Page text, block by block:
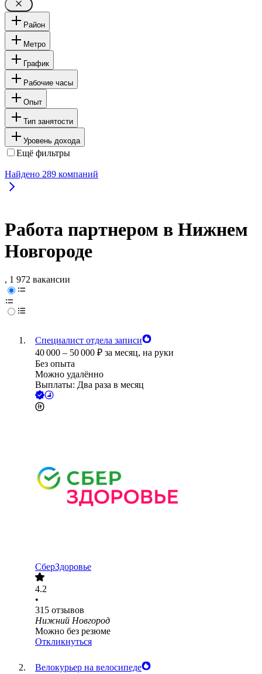
Район
Метро
График
Рабочие часы
Опыт
Тип занятости
Уровень дохода
Ещё фильтры
Найдено 289 компаний
Работа партнером в Нижнем
Новгороде
, 1 972 вакансии
Специалист отдела записи
40 000 – 50 000 ₽ за месяц, на руки
Без опыта
Можно удалённо
Выплаты: Два раза в месяц
СберЗдоровье
4.2
•
315 отзывов
Нижний Новгород
Можно без резюме
Откликнуться
Велокурьер на велосипеде